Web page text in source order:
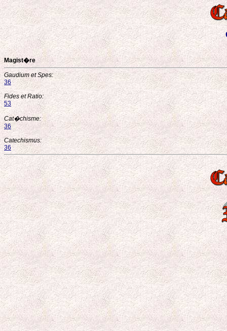
Magist�re
Gaudium et Spes:
36
Fides et Ratio:
53
Cat�chisme:
36
Catechismus:
36